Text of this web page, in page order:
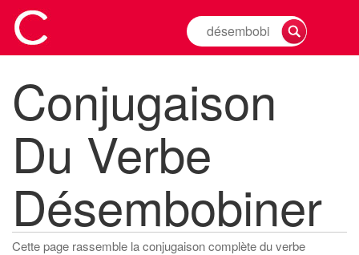
Rechercher
la
d'un
verbe
Conjugaison
Du Verbe
Désembobiner
Cette page rassemble la conjugaison complète du verbe